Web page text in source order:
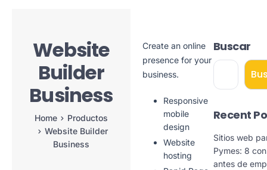
Website
Builder
Business
Home
Productos
Website Builder
Business
Create an online
presence for your
business.
Responsive
mobile
design
Website
hosting
Buscar
Recent
Sitios web
Pymes: 8
antes de